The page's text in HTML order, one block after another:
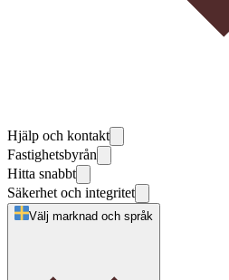
Hjälp och kontakt
Fastighetsbyrån
Hitta snabbt
Säkerhet och integritet
Välj marknad och språk